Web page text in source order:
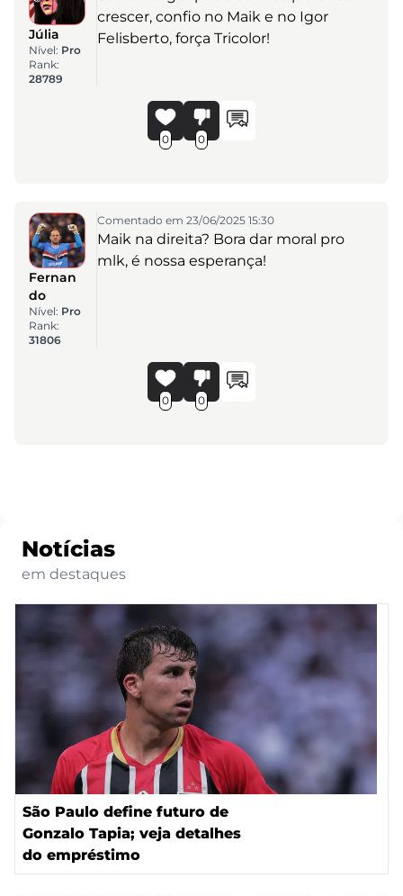
Júlia
Nível: Pro
Rank:
28789
crescer, confio no Maik e no Igor
Felisberto, força Tricolor!
0 0
Fernan
do
Nível: Pro
Rank:
31806
Comentado em 23/06/2025 15:30
Maik na direita? Bora dar moral pro
mlk, é nossa esperança!
0 0
Notícias
em destaques
São Paulo define futuro de
Gonzalo Tapia; veja detalhes
do empréstimo